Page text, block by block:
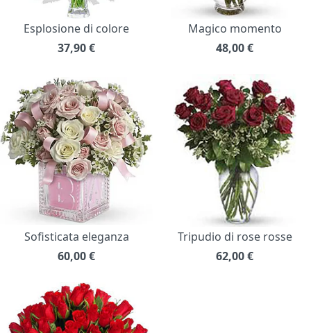
Esplosione di colore
37,90€
Magico momento
48,00€
Sofisticata eleganza
60,00€
Tripudio di rose rosse
62,00€